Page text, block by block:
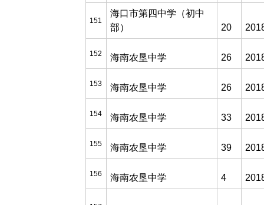
151
海口市第四中学（初中
部）
20
152 海南农垦中学 26
153 海南农垦中学 26
154 海南农垦中学 33
155 海南农垦中学 39
156 海南农垦中学 4